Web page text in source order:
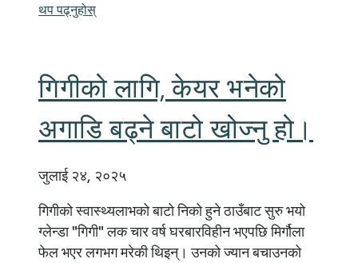
थप पढ्नुहोस्
गिगीको लागि, केयर भनेको
अगाडि बढ्ने बाटो खोज्नु हो।
जुलाई २४, २०२५
गिगीको स्वास्थ्यलाभको बाटो निको हुने ठाउँबाट सुरु भयो
ग्लेन्डा "गिगी" लक चार वर्ष घरबारविहीन भएपछि मिर्गौला
फेल भएर लगभग मरेकी थिइन्। उनको ज्यान बचाउनको